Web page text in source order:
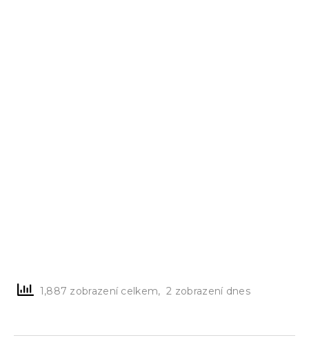
1,887 zobrazení celkem, 2 zobrazení dnes